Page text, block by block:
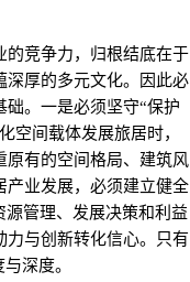
竞争力，归根结底在于
深厚的多元文化。因此必
。一是必须坚守“保护
空间载体发展旅居时，
原有的空间格局、建筑风
产业发展，必须建立健全
管理、发展决策和利益
与创新转化信心。只有
深度。